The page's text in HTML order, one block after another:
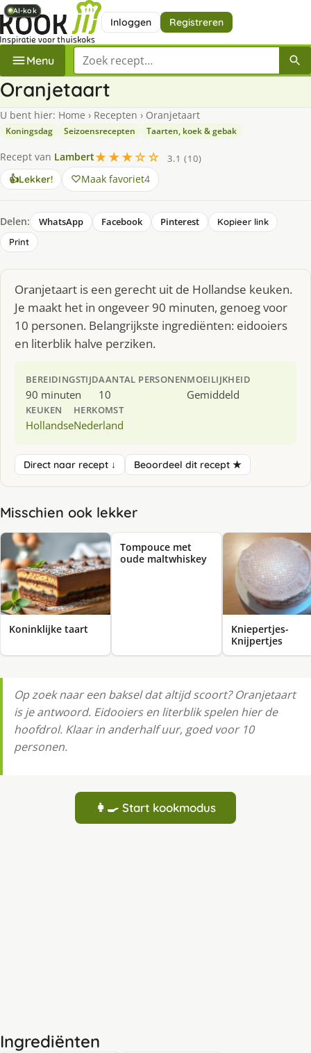
Inloggen Registreren
Menu Zoek een recept
Oranjetaart
U bent hier: Home › Recepten › Oranjetaart
Koningsdag Seizoensrecepten Taarten, koek & gebak
Recept van Lambert★★★☆☆
3.1 (10)
👍Lekker! Maak favoriet4
Delen: WhatsApp Facebook Pinterest
Kopieer link
Print
Oranjetaart is een gerecht uit de Hollandse keuken.
Je maakt het in ongeveer 90 minuten, genoeg voor
10 personen. Belangrijkste ingrediënten: eidooiers
en literblik halve perziken.
BEREIDINGSTIJD
90 minuten
AANTAL PERSONEN
10
MOEILIJKHEID
Gemiddeld
KEUKEN
Hollandse
HERKOMST
Nederland
Direct naar recept ↓ Beoordeel dit recept ★
Misschien ook lekker
AI-kok
Koninklijke taart
Tompouce met
oude maltwhiskey
Kniepertjes-
Knijpertjes
AI-kok
AI-kok
AI-kok
Op zoek naar een baksel dat altijd scoort? Oranjetaart
is je antwoord. Eidooiers en literblik spelen hier de
hoofdrol. Klaar in anderhalf uur, goed voor 10
personen.
👩‍🍳 Start kookmodus
Ingrediënten